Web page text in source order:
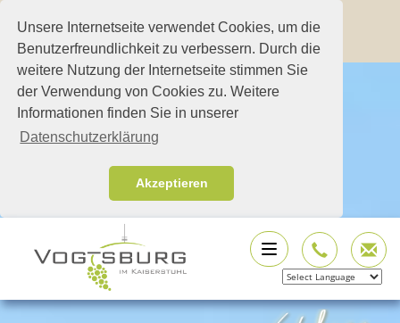
Unsere Internetseite verwendet Cookies, um die
Benutzerfreundlichkeit zu verbessern. Durch die
weitere Nutzung der Internetseite stimmen Sie
der Verwendung von Cookies zu. Weitere
Informationen finden Sie in unserer
Datenschutzerklärung
Akzeptieren